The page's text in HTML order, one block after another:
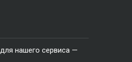
нашего сервиса —